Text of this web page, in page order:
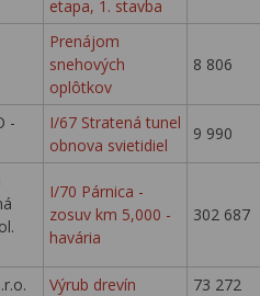
etapa, 1. stavba
Prenájom
snehových
oplôtkov
8 806
-
I/67 Stratená tunel
obnova svietidiel
9 990
I/70 Párnica -
zosuv km 5,000 -
havária
302 687
Výrub drevín 73 272